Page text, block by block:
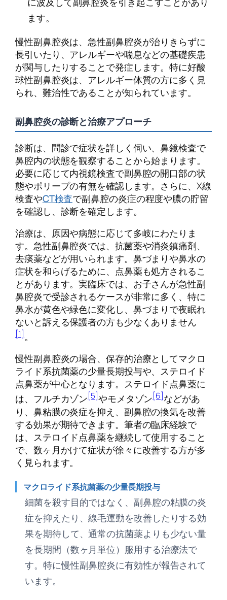
ます。
慢性副鼻腔炎は、急性副鼻腔炎が治りきらずに
長引いたり、アレルギーや喘息などの基礎疾患
が関与したりすることで発症します。特に好酸
球性副鼻腔炎は、アレルギー体質の方に多く見
られ、難治性であることが知られています。
副鼻腔炎の診断と治療アプローチ
診断は、問診で症状を詳しく伺い、鼻鏡検査で
鼻腔内の状態を観察することから始まります。
必要に応じて内視鏡検査で副鼻腔の開口部の状
態やポリープの有無を確認します。さらに、X線
検査やCT検査で副鼻腔の炎症の程度や膿の貯留
を確認し、診断を確定します。
治療は、原因や病態に応じて多岐にわたりま
す。急性副鼻腔炎では、抗菌薬や消炎鎮痛剤、
去痰薬などが用いられます。鼻づまりや鼻水の
症状を和らげるために、点鼻薬も処方されるこ
とがあります。実臨床では、お子さんが急性副
鼻腔炎で受診されるケースが非常に多く、特に
鼻水が黄色や緑色に変化し、鼻づまりで夜眠れ
ないと訴える保護者の方も少なくありません
[1]。
慢性副鼻腔炎の場合、保存的治療としてマクロ
ライド系抗菌薬の少量長期投与や、ステロイド
点鼻薬が中心となります。ステロイド点鼻薬に
は、フルチカゾン[5]やモメタゾン[6]などがあ
り、鼻粘膜の炎症を抑え、副鼻腔の換気を改善
する効果が期待できます。筆者の臨床経験で
は、ステロイド点鼻薬を継続して使用すること
で、数ヶ月かけて症状が徐々に改善する方が多
く見られます。
マクロライド系抗菌薬の少量長期投与
細菌を殺す目的ではなく、副鼻腔の粘膜の炎
症を抑えたり、線毛運動を改善したりする効
果を期待して、通常の抗菌薬よりも少ない量
を長期間（数ヶ月単位）服用する治療法で
す。特に慢性副鼻腔炎に有効性が報告されて
います。